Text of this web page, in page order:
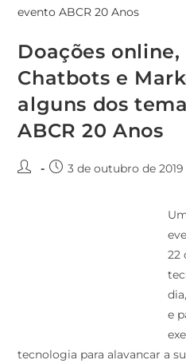
Doações online,
Chatbots e
alguns dos
ABCR 20 Anos
3 de outubro de 2019
22
e
tecnologia para alavancar a